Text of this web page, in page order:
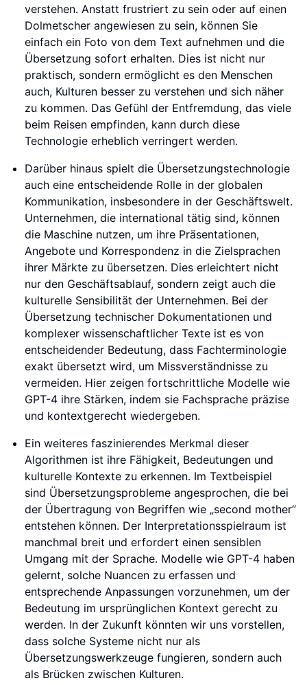
verstehen. Anstatt frustriert zu sein oder auf einen
Dolmetscher angewiesen zu sein, können Sie
einfach ein Foto von dem Text aufnehmen und die
Übersetzung sofort erhalten. Dies ist nicht nur
praktisch, sondern ermöglicht es den Menschen
auch, Kulturen besser zu verstehen und sich näher
zu kommen. Das Gefühl der Entfremdung, das viele
beim Reisen empfinden, kann durch diese
Technologie erheblich verringert werden.
Darüber hinaus spielt die Übersetzungstechnologie
auch eine entscheidende Rolle in der globalen
Kommunikation, insbesondere in der Geschäftswelt.
Unternehmen, die international tätig sind, können
die Maschine nutzen, um ihre Präsentationen,
Angebote und Korrespondenz in die Zielsprachen
ihrer Märkte zu übersetzen. Dies erleichtert nicht
nur den Geschäftsablauf, sondern zeigt auch die
kulturelle Sensibilität der Unternehmen. Bei der
Übersetzung technischer Dokumentationen und
komplexer wissenschaftlicher Texte ist es von
entscheidender Bedeutung, dass Fachterminologie
exakt übersetzt wird, um Missverständnisse zu
vermeiden. Hier zeigen fortschrittliche Modelle wie
GPT-4 ihre Stärken, indem sie Fachsprache präzise
und kontextgerecht wiedergeben.
Ein weiteres faszinierendes Merkmal dieser
Algorithmen ist ihre Fähigkeit, Bedeutungen und
kulturelle Kontexte zu erkennen. Im Textbeispiel
sind Übersetzungsprobleme angesprochen, die bei
der Übertragung von Begriffen wie „second mother“
entstehen können. Der Interpretationsspielraum ist
manchmal breit und erfordert einen sensiblen
Umgang mit der Sprache. Modelle wie GPT-4 haben
gelernt, solche Nuancen zu erfassen und
entsprechende Anpassungen vorzunehmen, um der
Bedeutung im ursprünglichen Kontext gerecht zu
werden. In der Zukunft könnten wir uns vorstellen,
dass solche Systeme nicht nur als
Übersetzungswerkzeuge fungieren, sondern auch
als Brücken zwischen Kulturen.